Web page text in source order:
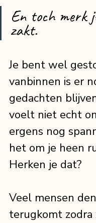
En toch merk
zakt.
Je bent wel
vanbinnen is er
gedachten
voelt niet echt
ergens nog
het om je heen
Herken je dat?
Veel mensen
terugkomt zodra